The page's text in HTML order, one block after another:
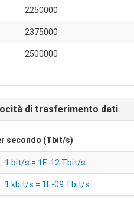
2250000
2375000
2500000
di trasferimento dati
secondo (Tbit/s)
1 bit/s = 1E-12 Tbit/s
1 kbit/s = 1E-09 Tbit/s